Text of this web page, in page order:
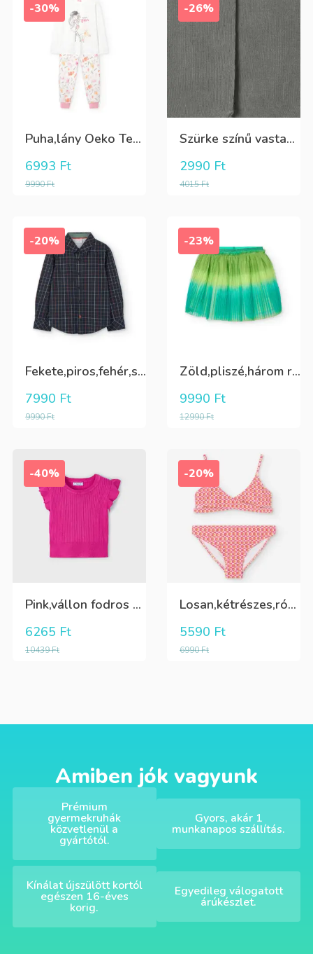
-30%
Puha,lány Oeko Tex bio pamut hosszú pizsama
9990Ft
6993 Ft
-26%
Szürke színű vastag puha harisnya
4015Ft
2990 Ft
-20%
Fekete,piros,fehér,sárga kockás ing
9990Ft
7990 Ft
-23%
Zöld,pliszé,három rétegű(alatta csillogó tüll+kiwizöld vászon) szoknya
12990Ft
9990 Ft
-40%
Pink,vállon fodros csini lány kötött póló
10439Ft
6265 Ft
-20%
Losan,kétrészes,rózsaszín,sárga,krém színű fürdőruha
6990Ft
5590 Ft
Amiben jók vagyunk
Prémium
gyermekruhák
közvetlenül a
gyártótól.
Gyors, akár 1
munkanapos szállítás.
Kínálat újszülött kortól
egészen 16-éves
korig.
Egyedileg válogatott
árúkészlet.